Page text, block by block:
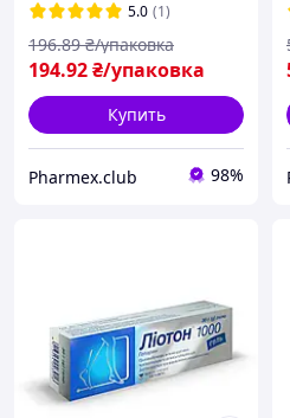
5.0 (1)
194.92₴/упаковка
196.89 ₴/упаковка
Купить
Pharmex.club 98%